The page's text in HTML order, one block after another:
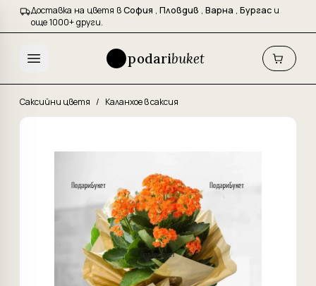
Доставка на цветя вСофия , Пловдив , Варна , Бургас и
още 1000+ други.
podaribuket
Саксийни цветя / Каланхое в саксия